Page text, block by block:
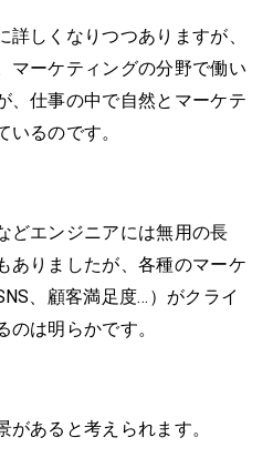
しくなりつつありますが、
マーケティングの分野で働い
、仕事の中で自然とマーケテ
いるのです。
どエンジニアには無用の長
ありましたが、各種のマーケ
、顧客満足度…）がクライ
は明らかです。
あると考えられます。